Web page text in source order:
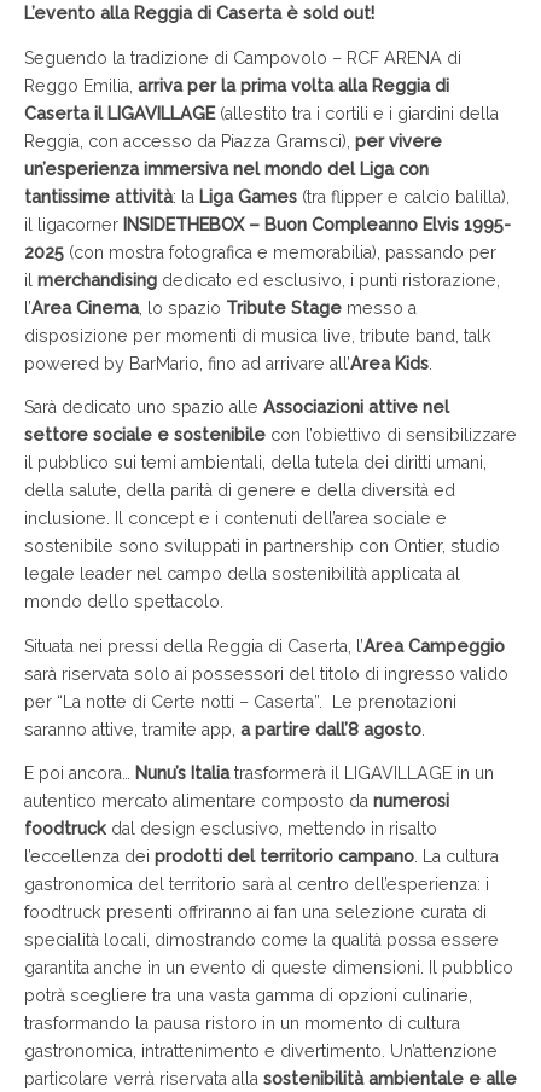
L’evento alla Reggia di Caserta è sold out!
Seguendo la tradizione di Campovolo – RCF ARENA di
Reggo Emilia, arriva per la prima volta alla Reggia di
Caserta il LIGAVILLAGE (allestito tra i cortili e i giardini della
Reggia, con accesso da Piazza Gramsci), per vivere
un’esperienza immersiva nel mondo del Liga con
tantissime attività: la Liga Games (tra flipper e calcio balilla),
il ligacorner INSIDETHEBOX – Buon Compleanno Elvis 1995-
2025 (con mostra fotografica e memorabilia), passando per
il merchandising dedicato ed esclusivo, i punti ristorazione,
l’Area Cinema, lo spazio Tribute Stage messo a
disposizione per momenti di musica live, tribute band, talk
powered by BarMario, fino ad arrivare all’Area Kids
Sarà dedicato uno spazio alle Associazioni attive nel
settore sociale e sostenibile con l’obiettivo di sensibilizzare
il pubblico sui temi ambientali, della tutela dei diritti umani,
della salute, della parità di genere e della diversità ed
inclusione. Il concept e i contenuti dell’area sociale e
sostenibile sono sviluppati in partnership con Ontier, studio
legale leader nel campo della sostenibilità applicata al
mondo dello spettacolo.
Situata nei pressi della Reggia di Caserta, l’Area Campeggio
sarà riservata solo ai possessori del titolo di ingresso valido
per “La notte di Certe notti – Caserta”. Le prenotazioni
saranno attive, tramite app, a partire dall’8 agosto
E poi ancora… Nunu’s Italiatrasformerà il LIGAVILLAGE in un
autentico mercato alimentare composto da numerosi
foodtruck dal design esclusivo, mettendo in risalto
l’eccellenza dei prodotti del territorio campano. La cultura
gastronomica del territorio sarà al centro dell’esperienza: i
foodtruck presenti offriranno ai fan una selezione curata di
specialità locali, dimostrando come la qualità possa essere
garantita anche in un evento di queste dimensioni. Il pubblico
potrà scegliere tra una vasta gamma di opzioni culinarie,
trasformando la pausa ristoro in un momento di cultura
gastronomica, intrattenimento e divertimento. Un’attenzione
particolare verrà riservata alla sostenibilità ambientale e alle